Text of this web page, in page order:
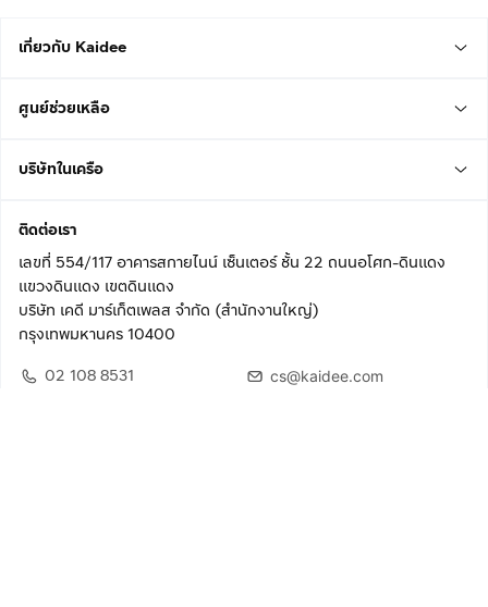
เกี่ยวกับ Kaidee
ศูนย์ช่วยเหลือ
บริษัทในเครือ
ติดต่อเรา
เลขที่ 554/117 อาคารสกายไนน์ เซ็นเตอร์ ชั้น 22 ถนนอโศก-ดินแดง
แขวงดินแดง เขตดินแดง
บริษัท เคดี มาร์เก็ตเพลส จำกัด (สำนักงานใหญ่)
กรุงเทพมหานคร 10400
02 108 8531
cs@kaidee.com